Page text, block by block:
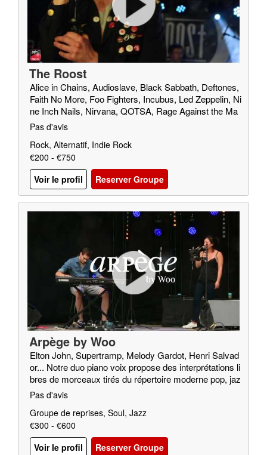
The Roost
Alice in Chains, Audioslave, Black Sabbath, Deftones,
Faith No More, Foo Fighters, Incubus, Led Zeppelin, Ni
ne Inch Nails, Nirvana, QOTSA, Rage Against the Ma
chine, Red Fang, Royal Blood, SOAD, Soundgarden, T
Pas d'avis
Rock, Alternatif, Indie Rock
€200 - €750
Voir le profil
Reserver Groupe
Arpège by Woo
Elton John, Supertramp, Melody Gardot, Henri Salvad
or... Notre duo piano voix propose des interprétations li
bres de morceaux tirés du répertoire moderne pop, jaz
z, soul…
Pas d'avis
Groupe de reprises, Soul, Jazz
€300 - €600
Voir le profil
Reserver Groupe